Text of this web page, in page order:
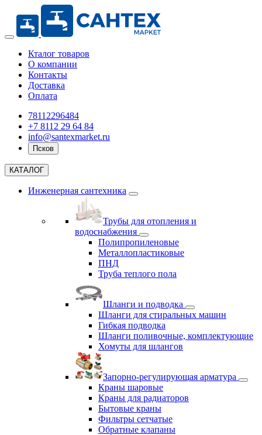
Кталог товаров
О компании
Контакты
Доставка
Оплата
78112296484
+7 8112 29 64 84
info@santexmarket.ru
Псков
КАТАЛОГ
Инженерная сантехника
Трубы для отопления и
водоснабжения
Полипропиленовые
Металлопластиковые
ПНД
Труба теплого пола
Шланги и подводка
Шланги для стиральных машин
Гибкая подводка
Шланги поливочные, комплектующие
Хомуты для шлангов
Запорно-регулирующая арматура
Краны шаровые
Краны для радиаторов
Бытовые краны
Фильтры сетчатые
Обратные клапаны